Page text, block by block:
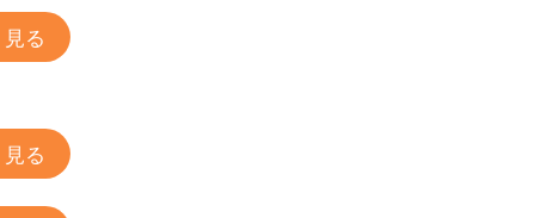
る
る